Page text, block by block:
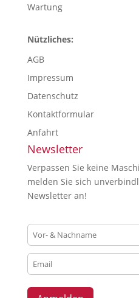
Wartung
Nützliches:
AGB
Impressum
Datenschutz
Kontaktformular
Anfahrt
Newsletter
Verpassen Sie keine
melden Sie sich
Newsletter an!